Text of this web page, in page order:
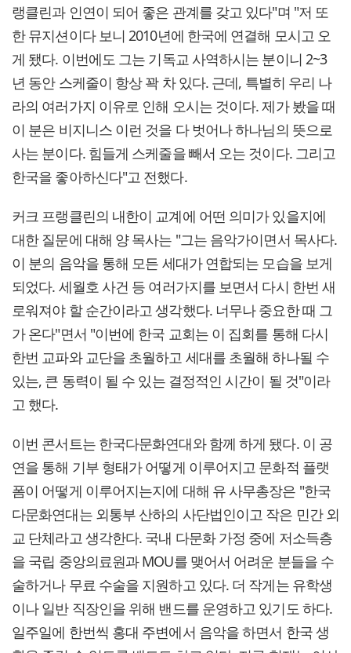
랭클린과 인연이 되어 좋은 관계를 갖고 있다"며 "저 또
한 뮤지션이다 보니 2010년에 한국에 연결해 모시고 오
게 됐다. 이번에도 그는 기독교 사역하시는 분이니 2~3
년 동안 스케줄이 항상 꽉 차 있다. 근데, 특별히 우리 나
라의 여러가지 이유로 인해 오시는 것이다. 제가 봤을 때
이 분은 비지니스 이런 것을 다 벗어나 하나님의 뜻으로
사는 분이다. 힘들게 스케줄을 빼서 오는 것이다. 그리고
한국을 좋아하신다"고 전했다.
커크 프랭클린의 내한이 교계에 어떤 의미가 있을지에
대한 질문에 대해 양 목사는 "그는 음악가이면서 목사다.
이 분의 음악을 통해 모든 세대가 연합되는 모습을 보게
되었다. 세월호 사건 등 여러가지를 보면서 다시 한번 새
로워져야 할 순간이라고 생각했다. 너무나 중요한 때 그
가 온다"면서 "이번에 한국 교회는 이 집회를 통해 다시
한번 교파와 교단을 초월하고 세대를 초월해 하나될 수
있는, 큰 동력이 될 수 있는 결정적인 시간이 될 것"이라
고 했다.
이번 콘서트는 한국다문화연대와 함께 하게 됐다. 이 공
연을 통해 기부 형태가 어떻게 이루어지고 문화적 플랫
폼이 어떻게 이루어지는지에 대해 유 사무총장은 "한국
다문화연대는 외통부 산하의 사단법인이고 작은 민간 외
교 단체라고 생각한다. 국내 다문화 가정 중에 저소득층
을 국립 중앙의료원과 MOU를 맺어서 어려운 분들을 수
술하거나 무료 수술을 지원하고 있다. 더 작게는 유학생
이나 일반 직장인을 위해 밴드를 운영하고 있기도 하다.
일주일에 한번씩 홍대 주변에서 음악을 하면서 한국 생